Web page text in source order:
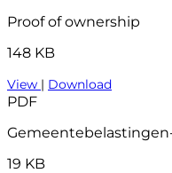
Proof of ownership
148 KB
View | Download
PDF
19 KB